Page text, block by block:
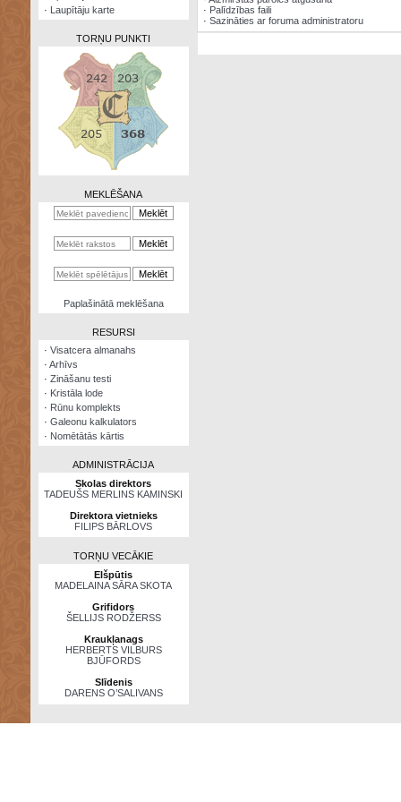
kalkulators
· Laupītāju karte
TORŅU PUNKTI
MEKLĒŠANA
Paplašinātā meklēšana
RESURSI
· Visatcera almanahs
· Arhīvs
· Zināšanu testi
· Kristāla lode
· Rūnu komplekts
· Galeonu kalkulators
· Nomētātās kārtis
ADMINISTRĀCIJA
Skolas direktors
TADEUŠS MERLINS KAMINSKI
Direktora vietnieks
FILIPS BĀRLOVS
TORŅU VECĀKIE
Elšpūtis
MADELAINA SĀRA SKOTA
Grifidors
ŠELLIJS RODŽERSS
Kraukļanags
HERBERTS VILBURS
BJŪFORDS
Slīdenis
DARENS O’SALIVANS
· Palīdzības faili
· Sazināties ar foruma administratoru